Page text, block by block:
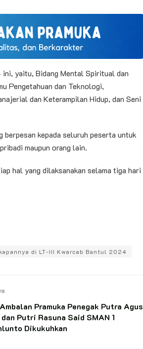
yaitu, Bidang Mental Spiritual dan
Pengetahuan dan Teknologi,
dan Keterampilan Hidup, dan Seni
berpesan kepada seluruh peserta untuk
maupun orang lain.
hal yang dilaksanakan selama tiga hari
di LT-III Kwarcab Bantul 2024
Pramuka Penegak Putra Agus
Putri Rasuna Said SMAN 1
Dikukuhkan